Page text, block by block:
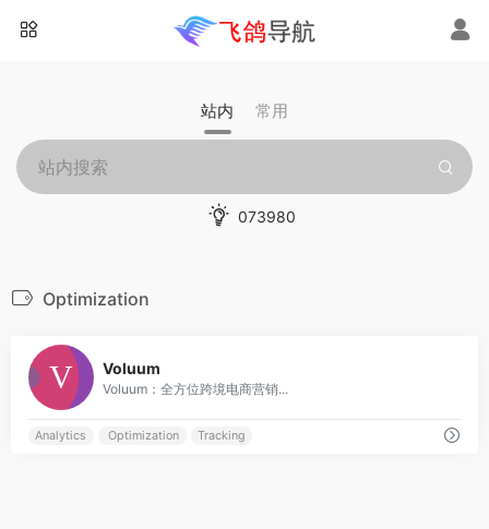
站内 常用
073980
Optimization
Voluum
Voluum：全方位跨境电商营销...
Analytics Optimization Tracking